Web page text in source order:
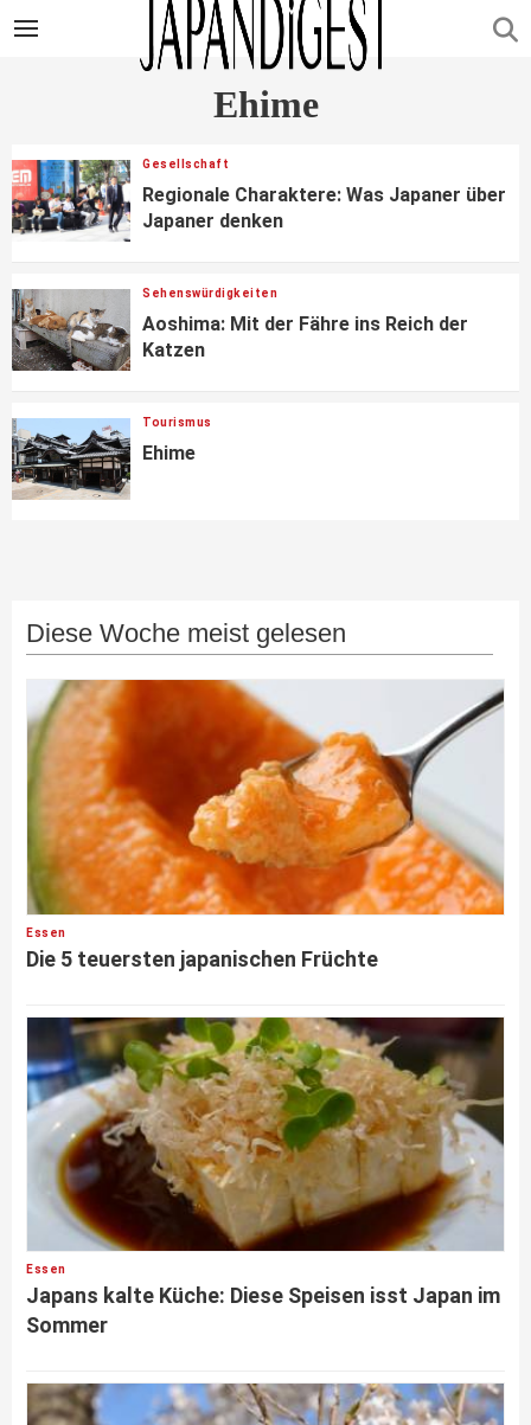
Ehime
Gesellschaft
Regionale Charaktere: Was Japaner über
Japaner denken
Sehenswürdigkeiten
Aoshima: Mit der Fähre ins Reich der
Katzen
Tourismus
Ehime
Diese Woche meist gelesen
Essen
Die 5 teuersten japanischen Früchte
Essen
Japans kalte Küche: Diese Speisen isst Japan im
Sommer